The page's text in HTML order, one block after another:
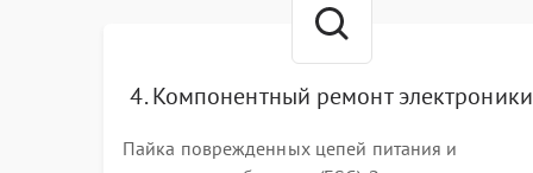
4. Компонентный ремонт электроники
Пайка поврежденных цепей питания и